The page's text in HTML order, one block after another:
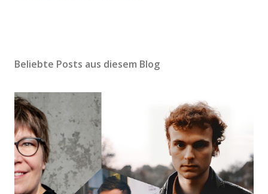
Beliebte Posts aus diesem Blog